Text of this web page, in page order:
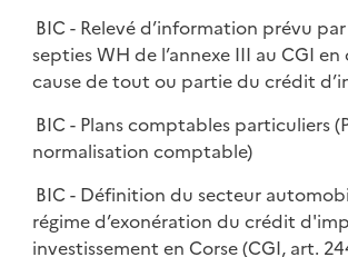
BIC - Relevé d’information prévu
septies WH de l’annexe III au CGI en
cause de tout ou partie du crédit
BIC - Plans comptables particuliers
normalisation comptable)
BIC - Définition du secteur
régime d’exonération du crédit
investissement en Corse (CGI, art.